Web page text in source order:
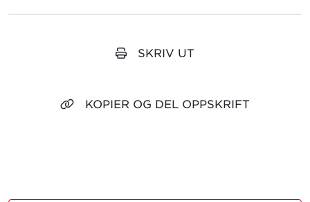
SKRIV UT
KOPIER OG DEL OPPSKRIFT